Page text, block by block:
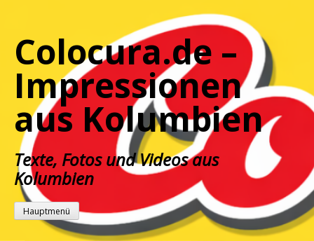
springen
Colocura.de –
Impressionen
aus Kolumbien
Texte, Fotos und Videos aus
Kolumbien
Hauptmenü